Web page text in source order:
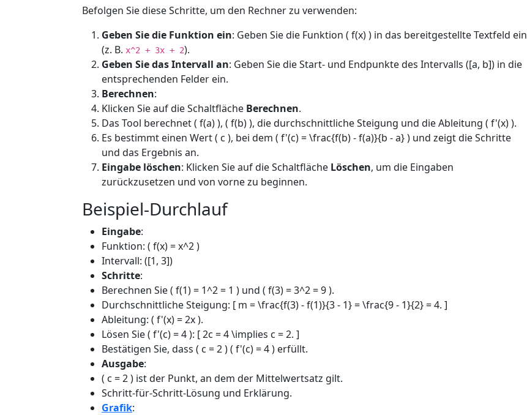
Befolgen Sie diese Schritte, um den Rechner zu verwenden:
Geben Sie die Funktion ein: Geben Sie die Funktion ( f(x) ) in das bereitgestellte Textfeld ein
(z. B. x^2 + 3x + 2).
Geben Sie das Intervall an: Geben Sie die Start- und Endpunkte des Intervalls ([a, b]) in die
entsprechenden Felder ein.
Berechnen:
Klicken Sie auf die Schaltfläche Berechnen.
Das Tool berechnet ( f(a) ), ( f(b) ), die durchschnittliche Steigung und die Ableitung ( f'(x) ).
Es bestimmt einen Wert ( c ), bei dem ( f'(c) = \frac{f(b) - f(a)}{b - a} ) und zeigt die Schritte
und das Ergebnis an.
Eingabe löschen: Klicken Sie auf die Schaltfläche Löschen, um die Eingaben
zurückzusetzen und von vorne zu beginnen.
Beispiel-Durchlauf
Eingabe:
Funktion: ( f(x) = x^2 )
Intervall: ([1, 3])
Schritte:
Berechnen Sie ( f(1) = 1^2 = 1 ) und ( f(3) = 3^2 = 9 ).
Durchschnittliche Steigung: [ m = \frac{f(3) - f(1)}{3 - 1} = \frac{9 - 1}{2} = 4. ]
Ableitung: ( f'(x) = 2x ).
Lösen Sie ( f'(c) = 4 ): [ 2c = 4 \implies c = 2. ]
Bestätigen Sie, dass ( c = 2 ) ( f'(c) = 4 ) erfüllt.
Ausgabe:
( c = 2 ) ist der Punkt, an dem der Mittelwertsatz gilt.
Schritt-für-Schritt-Lösung und Erklärung.
Grafik: